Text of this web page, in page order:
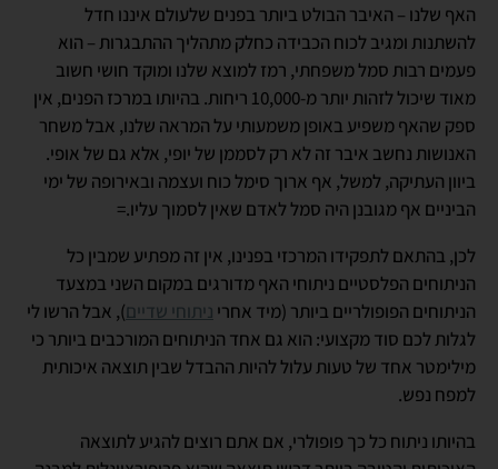
האף שלנו – האיבר הבולט ביותר בפנים שלעולם איננו חדל
להשתנות ומגיב לכוח הכבידה כחלק מתהליך ההתבגרות – הוא
פעמים רבות סמל משפחתי, רמז למוצא שלנו ומוקד חושי חשוב
מאוד שיכול לזהות יותר מ-10,000 ריחות. בהיותו במרכז הפנים, אין
ספק שהאף משפיע באופן משמעותי על המראה שלנו, אבל משחר
האנושות נחשב איבר זה לא רק לסממן של יופי, אלא גם של אופי.
ביוון העתיקה, למשל, אף ארוך סימל כוח ועצמה ובאירופה של ימי
הביניים אף מגובנן היה סמל לאדם שאין לסמוך עליו.=
לכן, בהתאם לתפקידו המרכזי בפנינו, אין זה מפתיע שמבין כל
הניתוחים הפלסטיים ניתוחי האף מדורגים במקום השני במצעד
הניתוחים הפופולריים ביותר (מיד אחרי ניתוחי שדיים), אבל הרשו לי
לגלות לכם סוד מקצועי: הוא גם אחד הניתוחים המורכבים ביותר כי
מילימטר אחד של טעות עלול להיות ההבדל שבין תוצאה איכותית
למפח נפש.
בהיותו ניתוח כל כך פופולרי, אם אתם רוצים להגיע לתוצאה